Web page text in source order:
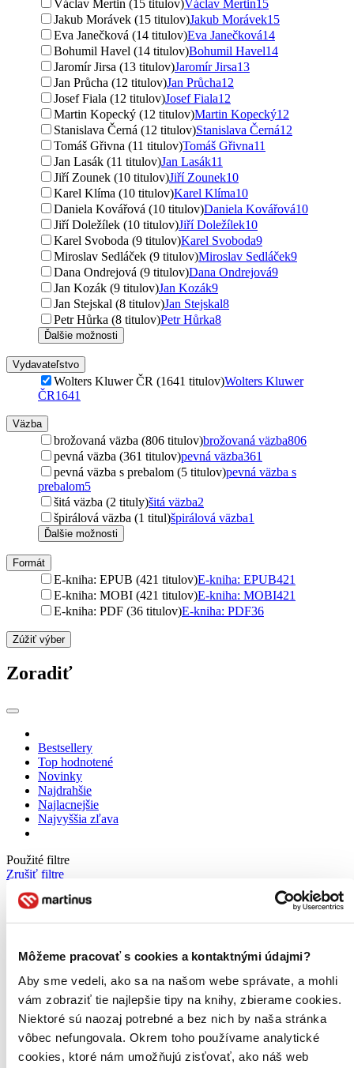
Môžeme pracovať s cookies a kontaktnými údajmi?
Aby sme vedeli, ako sa na našom webe správate, a mohli
vám zobraziť tie najlepšie tipy na knihy, zbierame cookies.
Niektoré sú naozaj potrebné a bez nich by naša stránka
vôbec nefungovala. Okrem toho používame analytické
cookies, ktoré nám umožňujú zisťovať, ako náš web
Václav Mertin (15 titulov)Václav Mertin15
Jakub Morávek (15 titulov)Jakub Morávek15
Eva Janečková (14 titulov)Eva Janečková14
Bohumil Havel (14 titulov)Bohumil Havel14
Jaromír Jirsa (13 titulov)Jaromír Jirsa13
Jan Průcha (12 titulov)Jan Průcha12
Josef Fiala (12 titulov)Josef Fiala12
Martin Kopecký (12 titulov)Martin Kopecký12
Stanislava Černá (12 titulov)Stanislava Černá12
Tomáš Gřivna (11 titulov)Tomáš Gřivna11
Jan Lasák (11 titulov)Jan Lasák11
Jiří Zounek (10 titulov)Jiří Zounek10
Karel Klíma (10 titulov)Karel Klíma10
Daniela Kovářová (10 titulov)Daniela Kovářová10
Jiří Doležílek (10 titulov)Jiří Doležílek10
Karel Svoboda (9 titulov)Karel Svoboda9
Miroslav Sedláček (9 titulov)Miroslav Sedláček9
Dana Ondrejová (9 titulov)Dana Ondrejová9
Jan Kozák (9 titulov)Jan Kozák9
Jan Stejskal (8 titulov)Jan Stejskal8
Petr Hůrka (8 titulov)Petr Hůrka8
Ďalšie možnosti
Vydavateľstvo
Wolters Kluwer ČR (1641 titulov)Wolters Kluwer
ČR1641
Väzba
brožovaná väzba (806 titulov)brožovaná väzba806
pevná väzba (361 titulov)pevná väzba361
pevná väzba s prebalom (5 titulov)pevná väzba s
prebalom5
šitá väzba (2 tituly)šitá väzba2
špirálová väzba (1 titul)špirálová väzba1
Ďalšie možnosti
Formát
E-kniha: EPUB (421 titulov)E-kniha: EPUB421
E-kniha: MOBI (421 titulov)E-kniha: MOBI421
E-kniha: PDF (36 titulov)E-kniha: PDF36
Zúžiť výber
Zoradiť
Bestsellery
Top hodnotené
Novinky
Najdrahšie
Najlacnejšie
Najvyššia zľava
Použité filtre
Zrušiť filtre